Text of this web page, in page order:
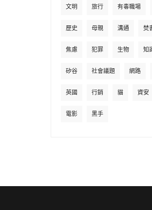
文明 旅行 有毒職場
歷史 母親 溝通 焚
焦慮 犯罪 生物 知
矽谷 社會議題 網路
英國 行銷 貓 資安
電影 黑手